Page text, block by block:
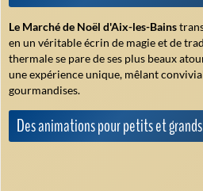
Le Marché de Noël d'Aix-les-Bains
en un véritable écrin de magie et de
thermale se pare de ses plus beaux
une expérience unique, mêlant
gourmandises.
Des animations pour petits et grands